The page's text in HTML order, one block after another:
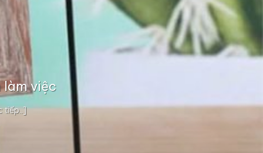
làm việc
tiếp..]